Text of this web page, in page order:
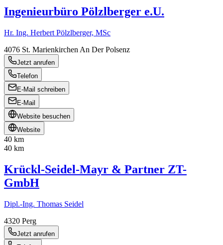
Ingenieurbüro Pölzlberger e.U.
Hr. Ing. Herbert Pölzlberger, MSc
4076 St. Marienkirchen An Der Polsenz
Jetzt anrufen
Telefon
E-Mail schreiben
E-Mail
Website besuchen
Website
40 km
40 km
Krückl-Seidel-Mayr & Partner ZT-
GmbH
Dipl.-Ing. Thomas Seidel
4320 Perg
Jetzt anrufen